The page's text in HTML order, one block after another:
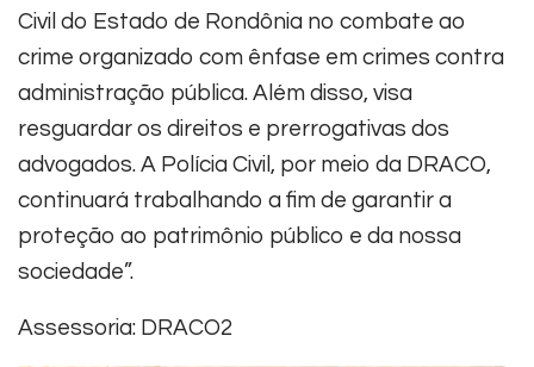
Civil do Estado de Rondônia no combate ao
crime organizado com ênfase em crimes contra
administração pública. Além disso, visa
resguardar os direitos e prerrogativas dos
advogados. A Polícia Civil, por meio da DRACO,
continuará trabalhando a fim de garantir a
proteção ao patrimônio público e da nossa
sociedade”.
Assessoria: DRACO2